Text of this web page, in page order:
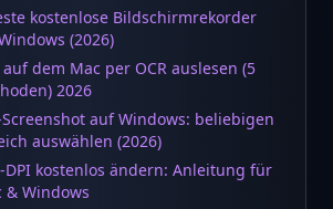
kostenlose Bildschirmrekorder
(2026)
auf dem Mac per OCR auslesen (5
2026
auf Windows: beliebigen
auswählen (2026)
DPI kostenlos ändern: Anleitung für
& Windows